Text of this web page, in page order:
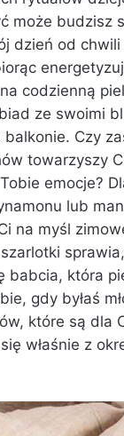
może budzisz
dzień od
codzienną
ze swoimi
Czy
towarzyszy
emocje?
lub
na myśl
babcia, która
gdy byłaś
które są dla
właśnie z